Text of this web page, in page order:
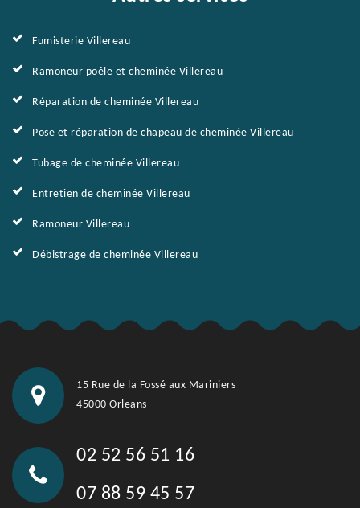
Fumisterie Villereau
Ramoneur poêle et cheminée Villereau
Réparation de cheminée Villereau
Pose et réparation de chapeau de cheminée Villereau
Tubage de cheminée Villereau
Entretien de cheminée Villereau
Ramoneur Villereau
Débistrage de cheminée Villereau
15 Rue de la Fossé aux Mariniers
45000 Orleans
02 52 56 51 16
07 88 59 45 57